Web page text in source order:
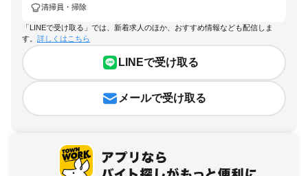
清掃員・掃除
「LINEで受け取る」では、新着求人のほか、おすすめ情報なども配信しま
す。 詳しくはこちら
LINEで受け取る
メールで受け取る